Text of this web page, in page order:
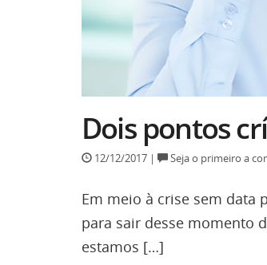
Dois pontos
12/12/2017 | Seja o primeiro a
Em meio à crise sem data
para sair desse momento
estamos […]